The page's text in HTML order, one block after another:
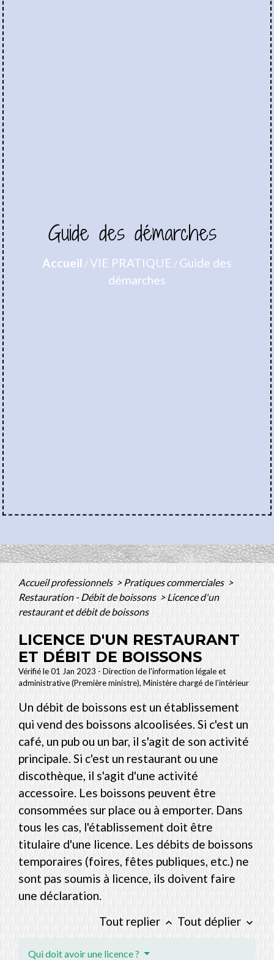
Guide des démarches
Accueil /VIE PRATIQUE / Guide des
démarches
Accueil professionnels>Pratiques commerciales>
Restauration - Débit de boissons> Licence d'un
restaurant et débit de boissons
LICENCE D'UN RESTAURANT
ET DÉBIT DE BOISSONS
Vérifié le 01 Jan 2023 - Direction de l'information légale et
administrative (Première ministre), Ministère chargé de l'intérieur
Un débit de boissons est un établissement
qui vend des boissons alcoolisées. Si c'est un
café, un pub ou un bar, il s'agit de son activité
principale. Si c'est un restaurant ou une
discothèque, il s'agit d'une activité
accessoire. Les boissons peuvent être
consommées sur place ou à emporter. Dans
tous les cas, l'établissement doit être
titulaire d'une licence. Les débits de boissons
temporaires (foires, fêtes publiques, etc.) ne
sont pas soumis à licence, ils doivent faire
une déclaration.
Tout replier keyboard_arrow_up Tout déplier keyboard_arrow_down
Qui doit avoir une licence ?